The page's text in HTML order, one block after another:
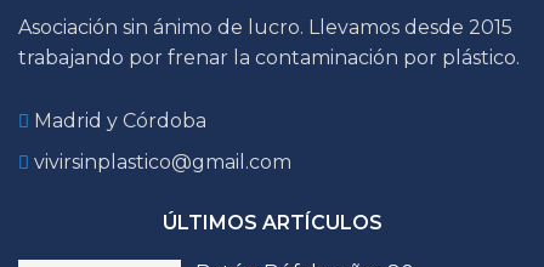
Asociación sin ánimo de lucro. Llevamos desde 2015
trabajando por frenar la contaminación por plástico.
Madrid y Córdoba
vivirsinplastico@gmail.com
ÚLTIMOS ARTÍCULOS